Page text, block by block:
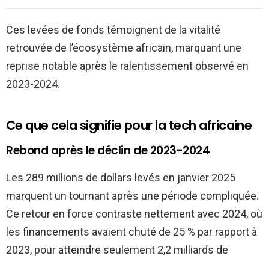
Ces levées de fonds témoignent de la vitalité
retrouvée de l’écosystème africain, marquant une
reprise notable après le ralentissement observé en
2023-2024.
Ce que cela signifie pour la tech africaine
Rebond après le déclin de 2023-2024
Les 289 millions de dollars levés en janvier 2025
marquent un tournant après une période compliquée.
Ce retour en force contraste nettement avec 2024, où
les financements avaient chuté de 25 % par rapport à
2023, pour atteindre seulement 2,2 milliards de